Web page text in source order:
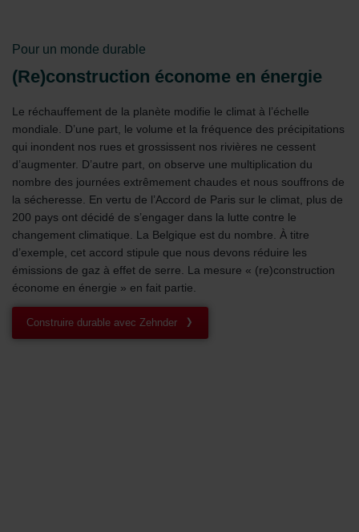
Pour un monde durable
(Re)construction économe en énergie
Le réchauffement de la planète modifie le climat à l’échelle
mondiale. D’une part, le volume et la fréquence des précipitations
qui inondent nos rues et grossissent nos rivières ne cessent
d’augmenter. D’autre part, on observe une multiplication du
nombre des journées extrêmement chaudes et nous souffrons de
la sécheresse. En vertu de l’Accord de Paris sur le climat, plus de
200 pays ont décidé de s’engager dans la lutte contre le
changement climatique. La Belgique est du nombre. À titre
d’exemple, cet accord stipule que nous devons réduire les
émissions de gaz à effet de serre. La mesure « (re)construction
économe en énergie » en fait partie.
Construire durable avec Zehnder